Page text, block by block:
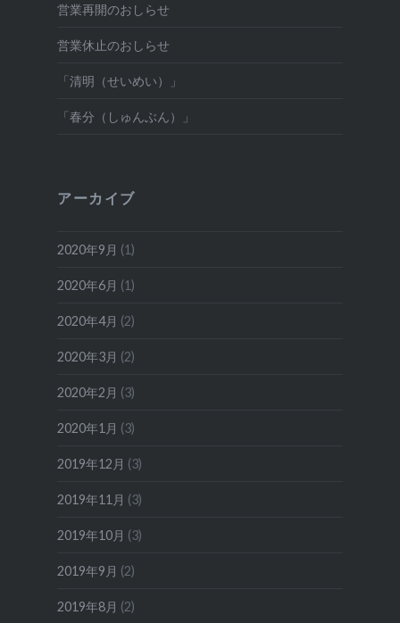
営業再開のおしらせ
営業休止のおしらせ
「清明（せいめい）」
「春分（しゅんぶん）」
アーカイブ
2020年9月 (1)
2020年6月 (1)
2020年4月 (2)
2020年3月 (2)
2020年2月 (3)
2020年1月 (3)
2019年12月 (3)
2019年11月 (3)
2019年10月 (3)
2019年9月 (2)
2019年8月 (2)